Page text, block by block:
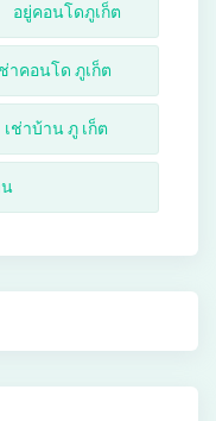
อยู่คอนโดภูเก็ต
าคอนโด ภูเก็ต
เช่าบ้าน ภู เก็ต
น